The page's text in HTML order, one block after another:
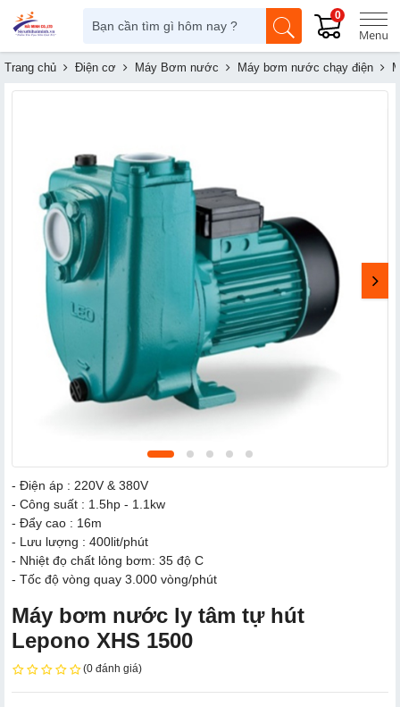
0
Trang chủ Điện cơ Máy Bơm nước Máy bơm nước chạy điện
- Điện áp : 220V & 380V
- Công suất : 1.5hp - 1.1kw
- Đẩy cao : 16m
- Lưu lượng : 400lit/phút
- Nhiệt đọ chất lỏng bơm: 35 độ C
- Tốc độ vòng quay 3.000 vòng/phút
Máy bơm nước ly tâm tự hút
Lepono XHS 1500
(0 đánh giá)